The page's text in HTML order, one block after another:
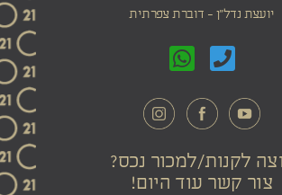
יועצת נדל"ן - דוברת צפרתית
לקנות/למכור נכס?
צור קשר עוד היום!